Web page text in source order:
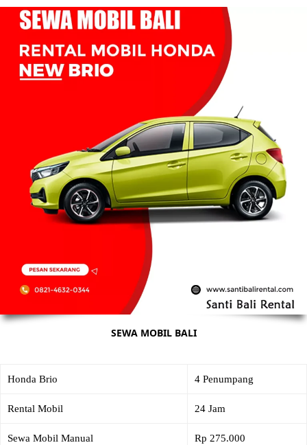
SEWA MOBIL BALI
Honda Brio 4 Penumpang
Rental Mobil 24 Jam
Sewa Mobil Manual Rp 275.000